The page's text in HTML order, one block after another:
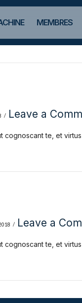
MEMBRES
Leave a
te, et
Leave a
te, et